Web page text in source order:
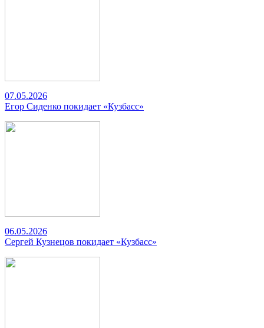
07.05.2026
Егор Сиденко покидает «Кузбасс»
06.05.2026
Сергей Кузнецов покидает «Кузбасс»